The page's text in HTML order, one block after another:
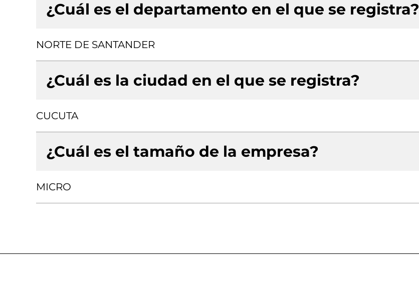
¿Cuál es el departamento en el que se registra?
NORTE DE SANTANDER
¿Cuál es la ciudad en el que se registra?
CUCUTA
¿Cuál es el tamaño de la empresa?
MICRO